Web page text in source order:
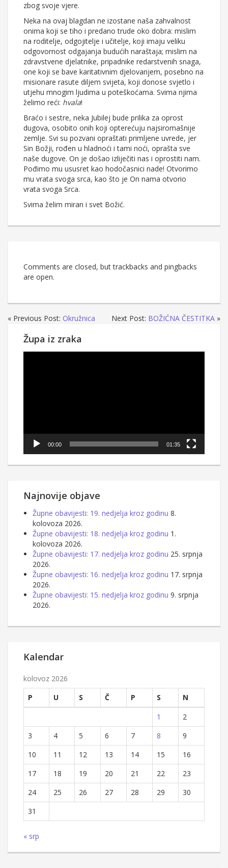
zbog svoje vjere.
Neka na ovaj blagdan ne izostane naša zahvalnost
onima koji se tiho i predano trude oko dobra: mislim
na roditelje, odgojitelje i učitelje, koji imaju veliku
odgovornost odgajanja budućih naraštaja; mislim na
zdravstvene djelatnike, pripadnike redarstvenih snaga,
one koji se bave karitativnim djelovanjem, posebno na
misionare rasute diljem svijeta, koji donose svjetlo i
utjehu mnogim ljudima u poteškoćama. Svima njima
želimo reći: hvala!
Braćo i sestre, neka Jubilej bude prilika za oprost
dugova, osobito onih koji opterećuju najsiromašnije
zemlje. Svi su pozvani opraštati primljene uvrede, jer
Sin Božji, rođen u hladnoći i tami noći, oprašta sve
naše dugove. On je došao izliječiti nas i oprostiti nam.
Pođimo mu ususret kao hodočasnici nade! Otvorimo
mu vrata svoga srca, kao što je On nama otvorio
vrata svoga Srca.
Svima želim miran i svet Božić.
Comments are closed, but trackbacks and pingbacks
are open.
« Previous Post: Okružnica Next Post: BOŽIĆNA ČESTITKA »
Župa iz zraka
00:00 01:35
Najnovije objave
Župne obavijesti: 19. nedjelja kroz godinu 8.
kolovoza 2026.
Župne obavijesti: 18. nedjelja kroz godinu 1.
kolovoza 2026.
Župne obavijesti: 17. nedjelja kroz godinu 25. srpnja
2026.
Župne obavijesti: 16. nedjelja kroz godinu 17. srpnja
2026.
Župne obavijesti: 15. nedjelja kroz godinu 9. srpnja
2026.
Kalendar
kolovoz 2026
P
U S Č P S
N
1
2
3
4 5 6 7 8
9
10
11 12 13 14 15
16
17
18 19 20 21 22
23
24
25 26 27 28 29
30
31
« srp